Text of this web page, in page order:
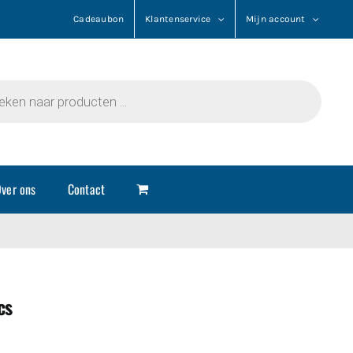
Cadeaubon Klantenservice Mijn account
ons Contact